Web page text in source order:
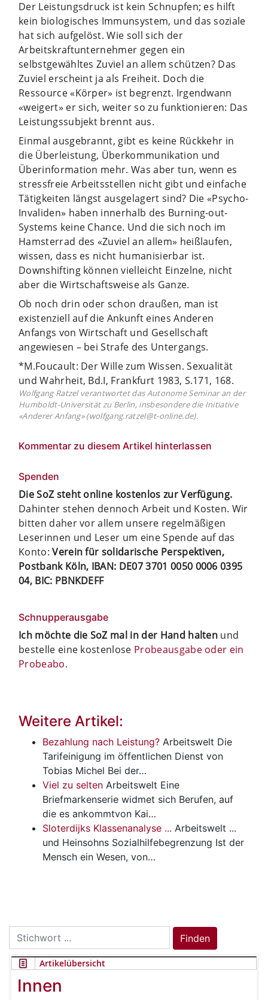
Der Leistungsdruck ist kein Schnupfen; es hilft
kein biologisches Immunsystem, und das soziale
hat sich aufgelöst. Wie soll sich der
Arbeitskraftunternehmer gegen ein
selbstgewähltes Zuviel an allem schützen? Das
Zuviel erscheint ja als Freiheit. Doch die
Ressource «Körper» ist begrenzt. Irgendwann
«weigert» er sich, weiter so zu funktionieren: Das
Leistungssubjekt brennt aus.
Einmal ausgebrannt, gibt es keine Rückkehr in
die Überleistung, Überkommunikation und
Überinformation mehr. Was aber tun, wenn es
stressfreie Arbeitsstellen nicht gibt und einfache
Tätigkeiten längst ausgelagert sind? Die «Psycho-
Invaliden» haben innerhalb des Burning-out-
Systems keine Chance. Und die sich noch im
Hamsterrad des «Zuviel an allem» heißlaufen,
wissen, dass es nicht humanisierbar ist.
Downshifting können vielleicht Einzelne, nicht
aber die Wirtschaftsweise als Ganze.
Ob noch drin oder schon draußen, man ist
existenziell auf die Ankunft eines Anderen
Anfangs von Wirtschaft und Gesellschaft
angewiesen – bei Strafe des Untergangs.
*M.Foucault: Der Wille zum Wissen. Sexualität
und Wahrheit, Bd.I, Frankfurt 1983, S.171, 168.
Wolfgang Ratzel verantwortet das Autonome Seminar an der
Humboldt-Universität zu Berlin, insbesondere die Initiative
«Anderer Anfang» (wolfgang.ratzel@t-online.de).
Kommentar zu diesem Artikel hinterlassen
Spenden
Die SoZ steht online kostenlos zur Verfügung.
Dahinter stehen dennoch Arbeit und Kosten. Wir
bitten daher vor allem unsere regelmäßigen
Leserinnen und Leser um eine Spende auf das
Konto:Verein für solidarische Perspektiven,
Postbank Köln, IBAN: DE07 3701 0050 0006 0395
04, BIC: PBNKDEFF
Schnupperausgabe
Ich möchte die SoZ mal in der Hand halten und
bestelle eine kostenlose Probeausgabe oder ein
Probeabo.
Weitere Artikel:
Bezahlung nach Leistung? Arbeitswelt Die
Tarifeinigung im öffentlichen Dienst von
Tobias Michel Bei der…
Viel zu selten Arbeitswelt Eine
Briefmarkenserie widmet sich Berufen, auf
die es ankommtvon Kai…
Sloterdijks Klassenanalyse ... Arbeitswelt ...
und Heinsohns Sozialhilfebegrenzung Ist der
Mensch ein Wesen, von…
Search
for:
Finden
Artikelübersicht
Innen